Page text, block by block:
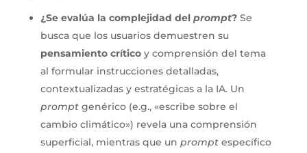
¿Se evalúa la complejidad del prompt?Se
busca que los usuarios demuestren su
pensamiento críticoy comprensión del tema
al formular instrucciones detalladas,
contextualizadas y estratégicas a la IA. Un
promptgenérico (e.g., «escribe sobre el
cambio climático») revela una comprensión
superficial, mientras que un promptespecífico